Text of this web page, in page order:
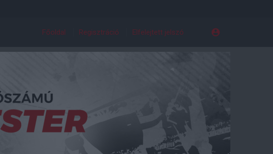
Főoldal Regisztráció Elfelejtett jelszó